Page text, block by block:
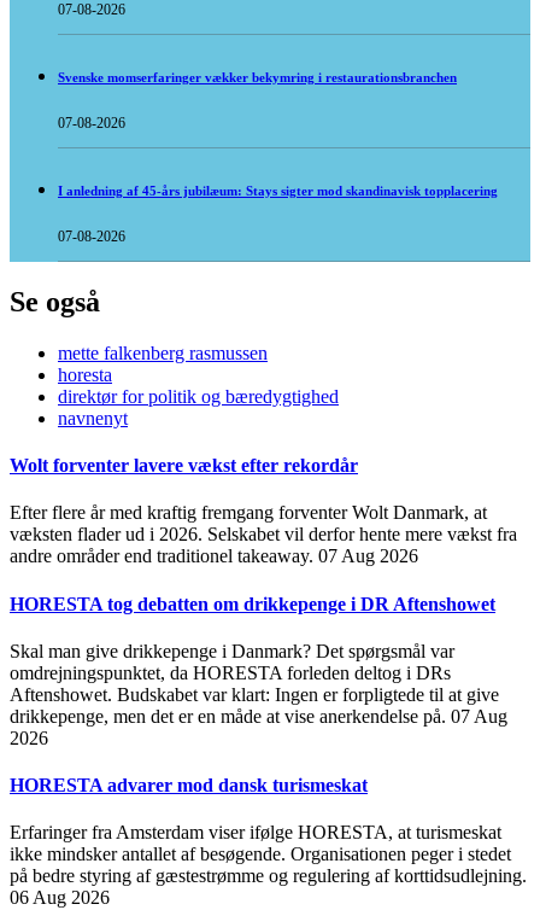
07-08-2026
Svenske momserfaringer vækker bekymring i restaurationsbranchen
07-08-2026
I anledning af 45-års jubilæum: Stays sigter mod skandinavisk topplacering
07-08-2026
Se også
mette falkenberg rasmussen
horesta
direktør for politik og bæredygtighed
navnenyt
Wolt forventer lavere vækst efter rekordår
Efter flere år med kraftig fremgang forventer Wolt Danmark, at
væksten flader ud i 2026. Selskabet vil derfor hente mere vækst fra
andre områder end traditionel takeaway. 07 Aug 2026
HORESTA tog debatten om drikkepenge i DR Aftenshowet
Skal man give drikkepenge i Danmark? Det spørgsmål var
omdrejningspunktet, da HORESTA forleden deltog i DRs
Aftenshowet. Budskabet var klart: Ingen er forpligtede til at give
drikkepenge, men det er en måde at vise anerkendelse på. 07 Aug
2026
HORESTA advarer mod dansk turismeskat
Erfaringer fra Amsterdam viser ifølge HORESTA, at turismeskat
ikke mindsker antallet af besøgende. Organisationen peger i stedet
på bedre styring af gæstestrømme og regulering af korttidsudlejning.
06 Aug 2026